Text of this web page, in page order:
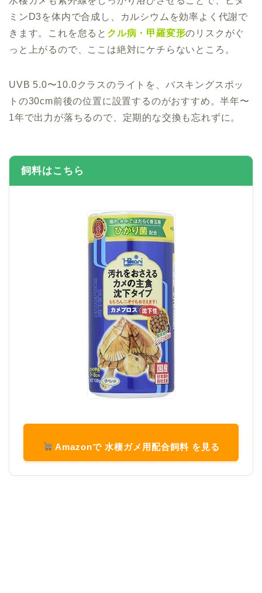
ミンD3を体内で合成し、カルシウムを効率よく代謝で
きます。これを怠ると クル病・甲羅変形のリスクがぐ
っと上がるので、ここは絶対にケチらないところ。
UVB 5.0〜10.0クラスのライトを、バスキングスポッ
トの30cm前後の位置に設置するのがおすすめ。半年〜
1年で出力が落ちるので、定期的な交換も忘れずに。
飼料はこちら
Amazonで 水棲ガメ用配合飼料 を見る